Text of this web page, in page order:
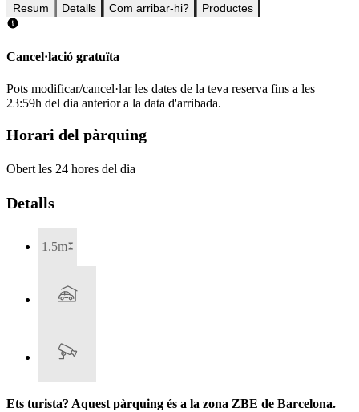
Resum Detalls Com arribar-hi? Productes
Cancel·lació gratuïta
Pots modificar/cancel·lar les dates de la teva reserva fins a les
23:59h del dia anterior a la data d'arribada.
Horari del pàrquing
Obert les 24 hores del dia
Detalls
1.5m
Ets turista? Aquest pàrquing és a la zona ZBE de Barcelona.